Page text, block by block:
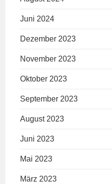
Juni 2024
Dezember 2023
November 2023
Oktober 2023
September 2023
August 2023
Juni 2023
Mai 2023
März 2023